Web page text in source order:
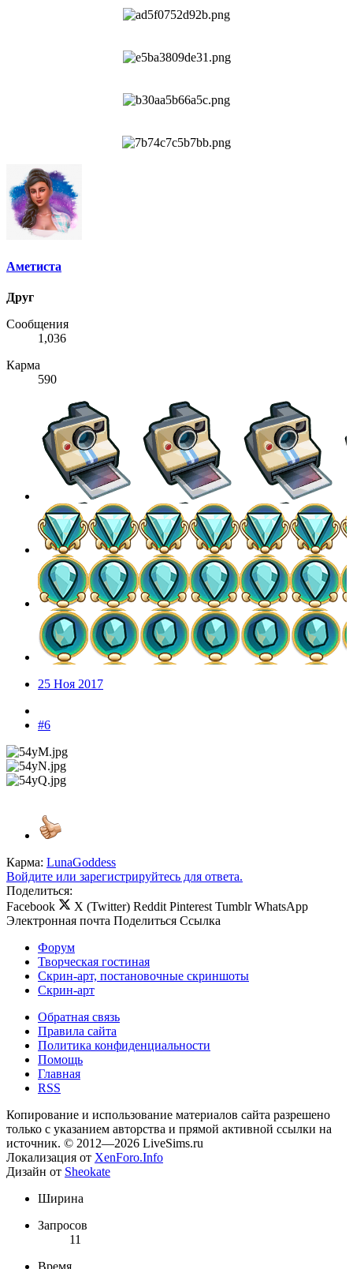
Аметиста
Друг
Сообщения
1,036
Карма
590
25 Ноя 2017
#6
Карма: LunaGoddess
Войдите или зарегистрируйтесь для ответа.
Поделиться:
Facebook
X (Twitter) Reddit Pinterest Tumblr WhatsApp
Электронная почта Поделиться Ссылка
Форум
Творческая гостиная
Скрин-арт, постановочные скриншоты
Скрин-арт
Обратная связь
Правила сайта
Политика конфиденциальности
Помощь
Главная
RSS
Копирование и использование материалов сайта разрешено
только с указанием авторства и прямой активной ссылки на
источник. © 2012—2026 LiveSims.ru
Локализация от XenForo.Info
Дизайн от Sheokate
Ширина
Запросов
11
Время